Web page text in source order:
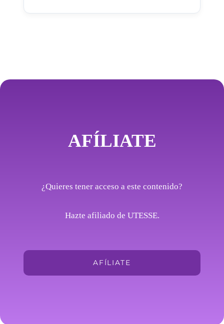
AFÍLIATE
¿Quieres tener acceso a este contenido?
Hazte afiliado de UTESSE.
AFÍLIATE